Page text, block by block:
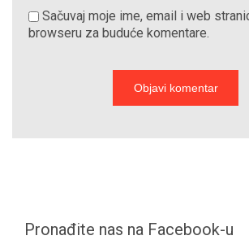
Sačuvaj moje ime, email i web
browseru za buduće komentare.
Pronađite nas na Facebook-u